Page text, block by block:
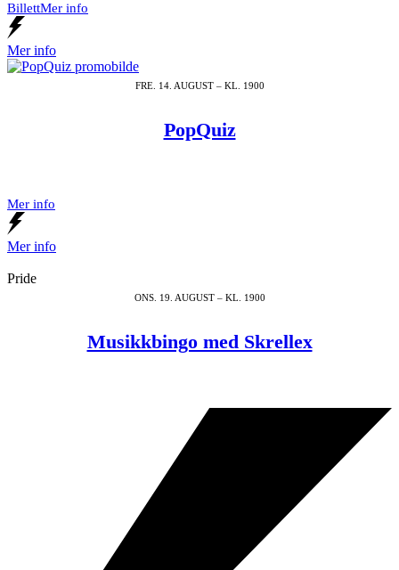
BillettMer info
Mer info
FRE. 14. AUGUST – KL. 1900
PopQuiz
Mer info
Mer info
Pride
ONS. 19. AUGUST – KL. 1900
Musikkbingo med Skrellex